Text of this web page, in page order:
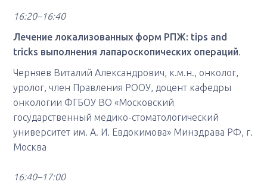
16:20–16:40
Лечение локализованных форм РПЖ: tips and
tricks выполнения лапароскопических операций.
Черняев Виталий Александрович, к.м.н., онколог,
уролог, член Правления РООУ, доцент кафедры
онкологии ФГБОУ ВО «Московский
государственный медико-стоматологический
университет им. А. И. Евдокимова» Минздрава РФ, г.
Москва
16:40–17:00